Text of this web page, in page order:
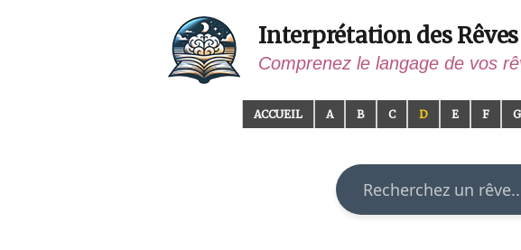
Interprétation des
Comprenez le langage de vos
ACCUEIL A B C D E F
Rechercher